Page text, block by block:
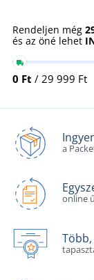
Rendeljen még
és az öné lehet
0 Ft / 29 999 Ft
a
online